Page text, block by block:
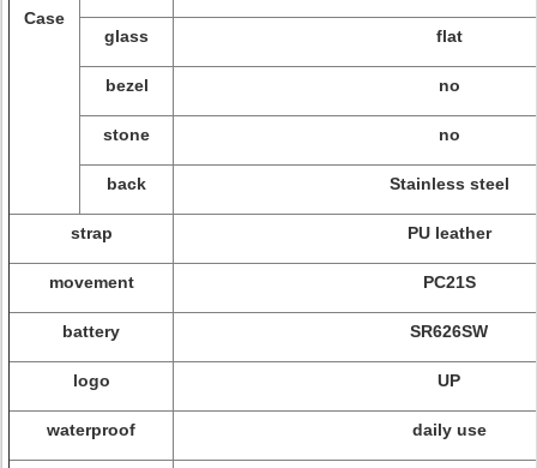
Case
glass flat
bezel no
stone no
back Stainless steel
strap PU leather
movement PC21S
battery SR626SW
logo UP
waterproof daily use